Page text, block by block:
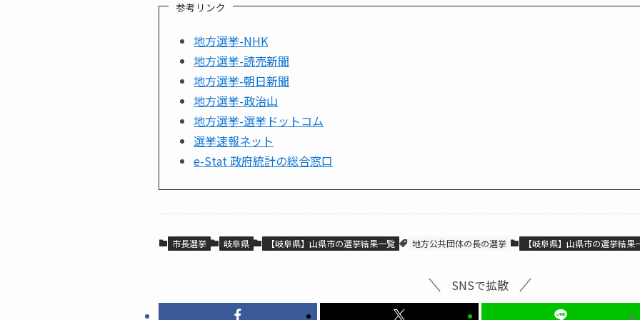
参考リンク
地方選挙-NHK
地方選挙-読売新聞
地方選挙-朝日新聞
地方選挙-政治山
地方選挙-選挙ドットコム
選挙速報ネット
e-Stat 政府統計の総合窓口
市長選挙 岐阜県 【岐阜県】山県市の選挙結果一覧 地方公共団体の長の選挙 【岐阜県】山県市の選挙結果
SNSで拡散